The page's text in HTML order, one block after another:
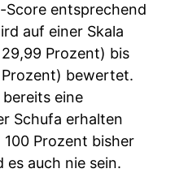
Score entsprechend
auf einer Skala
Prozent) bis
bewertet.
eine
Schufa erhalten
Prozent bisher
auch nie sein.